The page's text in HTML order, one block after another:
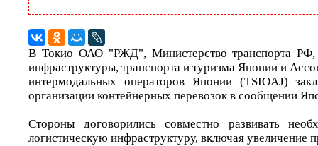
В Токио ОАО "РЖД", Министерство транспорта РФ,
инфраструктуры, транспорта и туризма Японии и
интермодальных операторов Японии (TSIOAJ)
организации контейнерных перевозок в сообщении
Стороны договорились совместно развивать
логистическую инфраструктуру, включая увеличение